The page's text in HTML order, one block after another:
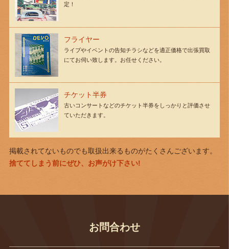
定！
フライヤー
ライブやイベントの告知チラシなどを適正価格で出張買取
にてお伺い致します。お任せください。
チケット半券
古いコンサートなどのチケット半券をしっかりと評価させ
ていただきます。
掲載されてないものでも取扱出来るものがたくさんございます。
捨ててしまう前にぜひ、お声がけ下さい!
お問合わせ